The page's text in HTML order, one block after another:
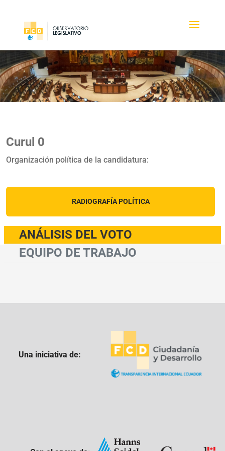
Curul 0
Organización política de la candidatura:
RADIOGRAFÍA POLÍTICA
ANÁLISIS DEL VOTO
EQUIPO DE TRABAJO
Una iniciativa de: